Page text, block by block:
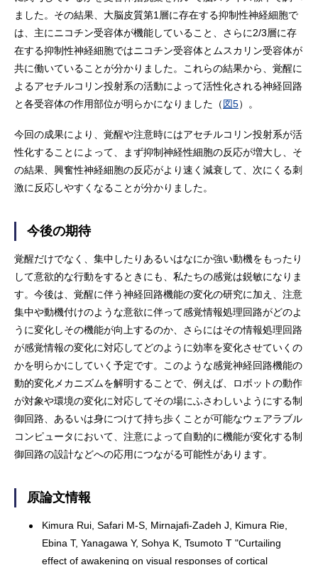
ました。その結果、大脳皮質第1層に存在する抑制性神経細胞で
は、主にニコチン受容体が機能していること、さらに2/3層に存
在する抑制性神経細胞ではニコチン受容体とムスカリン受容体が
共に働いていることが分かりました。これらの結果から、覚醒に
よるアセチルコリン投射系の活動によって活性化される神経回路
と各受容体の作用部位が明らかになりました（図5）。
今回の成果により、覚醒や注意時にはアセチルコリン投射系が活
性化することによって、まず抑制神経性細胞の反応が増大し、そ
の結果、興奮性神経細胞の反応がより速く減衰して、次にくる刺
激に反応しやすくなることが分かりました。
今後の期待
覚醒だけでなく、集中したりあるいはなにか強い動機をもったり
して意欲的な行動をするときにも、私たちの感覚は鋭敏になりま
す。今後は、覚醒に伴う神経回路機能の変化の研究に加え、注意
集中や動機付けのような意欲に伴って感覚情報処理回路がどのよ
うに変化しその機能が向上するのか、さらにはその情報処理回路
が感覚情報の変化に対応してどのように効率を変化させていくの
かを明らかにしていく予定です。このような感覚神経回路機能の
動的変化メカニズムを解明することで、例えば、ロボットの動作
が対象や環境の変化に対応してその場にふさわしいようにする制
御回路、あるいは身につけて持ち歩くことが可能なウェアラブル
コンピュータにおいて、注意によって自動的に機能が変化する制
御回路の設計などへの応用につながる可能性があります。
原論文情報
Kimura Rui, Safari M-S, Mirnajafi-Zadeh J, Kimura Rie,
Ebina T, Yanagawa Y, Sohya K, Tsumoto T "Curtailing
effect of awakening on visual responses of cortical